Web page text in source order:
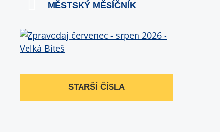
MĚSTSKÝ MĚSÍČNÍK
STARŠÍ ČÍSLA